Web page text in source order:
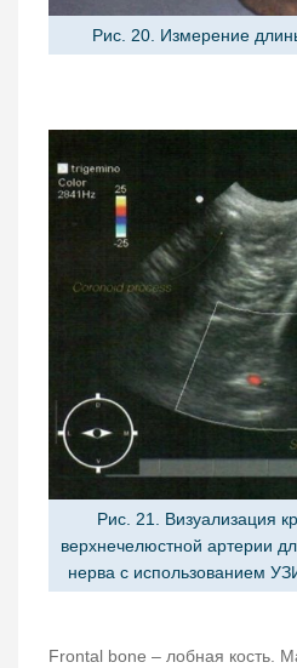
Рис. 20. Измерение
Рис. 21. Визуализация
верхнечелюстной артерии
нерва с использованием
Frontal bone – лобная кость.